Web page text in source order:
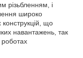
різьбленням, і
широко
що
навантажень, так